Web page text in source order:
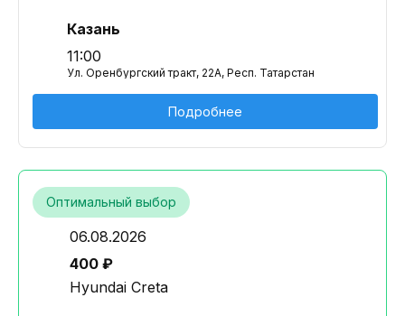
Казань
11:00
Ул. Оренбургский тракт, 22А, Респ. Татарстан
Подробнее
Оптимальный выбор
06.08.2026
400 ₽
Hyundai Creta